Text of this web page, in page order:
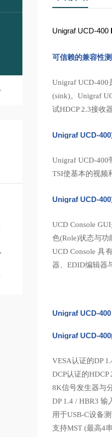
Unigraf UCD-400
可信赖的兼容性测
Unigraf UCD-
(sink)。Unigraf
试HDCP 2.3接收
Unigraf UCD-400
Unigraf UCD-
TSI使基本的视频
Unigraf UCD-400
UCD Console
色(Role)状态与功
UCD Console 具
器、EDID编辑器
Unigraf UCD-400
Unigraf UCD-400
VESA认证的DP
DCP认证的HDCP
8K信号发生器与
DP 1.4 / HBR3 输
用于USB-C设备
支持MST (最高4